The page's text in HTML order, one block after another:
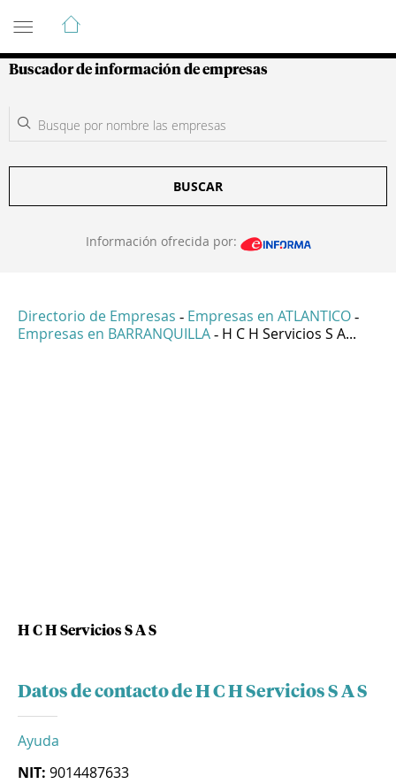
Guía de Empresas Colombianas
Buscador de información de empresas
BUSCAR
Información ofrecida por:
Directorio de Empresas - Empresas en ATLANTICO -
Empresas en BARRANQUILLA - H C H Servicios S A...
H C H Servicios S A S
Datos de contacto de H C H Servicios S A S
Ayuda
NIT: 9014487633